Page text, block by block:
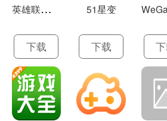
英
雄联盟LOL 13.21
下载
51星变
下载